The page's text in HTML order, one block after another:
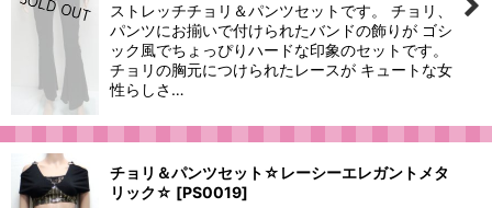
ストレッチチョリ＆パンツセットです。 チョリ、
パンツにお揃いで付けられたバンドの飾りが ゴシ
ック風でちょっぴりハードな印象のセットです。
チョリの胸元につけられたレースが キュートな女
性らしさ…
チョリ＆パンツセット☆レーシーエレガントメタ
リック☆ [PS0019]